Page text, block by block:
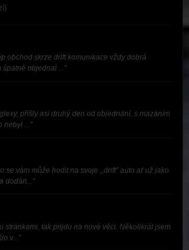
obchod skrze drift komunikace vždy dobrá
špatně objednal ..."
přišly asi druhý den od objednání, s mazáním
nebyl ..."
se vám může hodit na svoje ,,drift” auto ať už jako
dodán..."
stránkami, tak prijdu na nové věci. Několikrát jsem
v..."